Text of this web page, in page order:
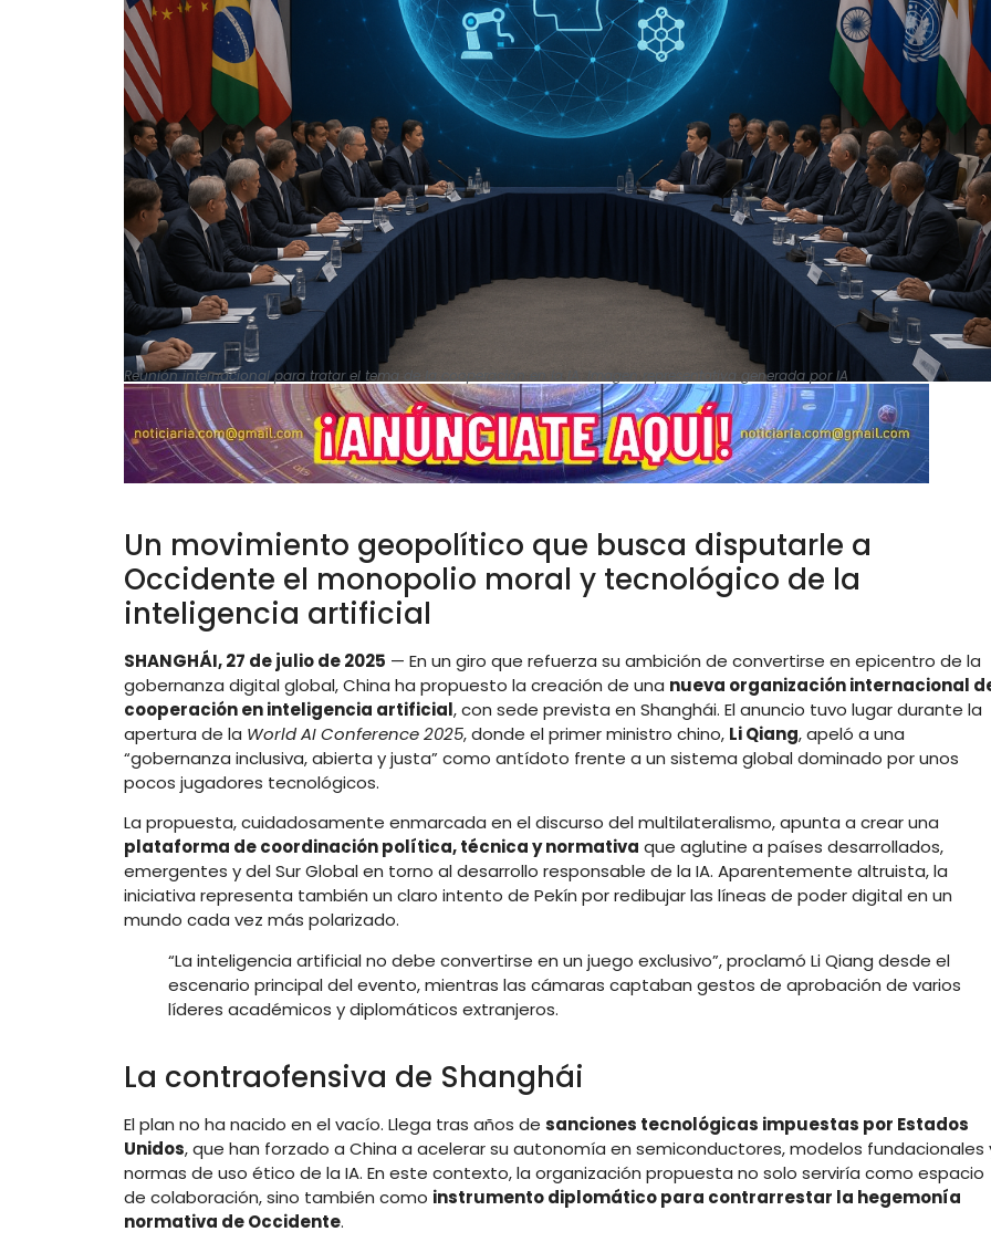
Reunión internacional para tratar el tema de la cooperación en la IA. Imagen representativa generada por IA
Un movimiento geopolítico que busca disputarle a
Occidente el monopolio moral y tecnológico de la
inteligencia artificial
SHANGHÁI, 27 de julio de 2025 — En un giro que refuerza su ambición de convertirse en epicentro de la
gobernanza digital global, China ha propuesto la creación de una nueva organización internacional
cooperación en inteligencia artificial, con sede prevista en Shanghái. El anuncio tuvo lugar durante la
apertura de la World AI Conference 2025, donde el primer ministro chino, Li Qiang, apeló a una
“gobernanza inclusiva, abierta y justa” como antídoto frente a un sistema global dominado por unos
pocos jugadores tecnológicos.
La propuesta, cuidadosamente enmarcada en el discurso del multilateralismo, apunta a crear una
plataforma de coordinación política, técnica y normativa que aglutine a países desarrollados,
emergentes y del Sur Global en torno al desarrollo responsable de la IA. Aparentemente altruista, la
iniciativa representa también un claro intento de Pekín por redibujar las líneas de poder digital en un
mundo cada vez más polarizado.
“La inteligencia artificial no debe convertirse en un juego exclusivo”, proclamó Li Qiang desde el
escenario principal del evento, mientras las cámaras captaban gestos de aprobación de varios
líderes académicos y diplomáticos extranjeros.
La contraofensiva de Shanghái
El plan no ha nacido en el vacío. Llega tras años de sanciones tecnológicas impuestas por Estados
Unidos, que han forzado a China a acelerar su autonomía en semiconductores, modelos fundacionales
normas de uso ético de la IA. En este contexto, la organización propuesta no solo serviría como espacio
de colaboración, sino también como instrumento diplomático para contrarrestar la hegemonía
normativa de Occidente.